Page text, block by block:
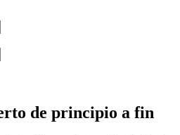
de principio a fin